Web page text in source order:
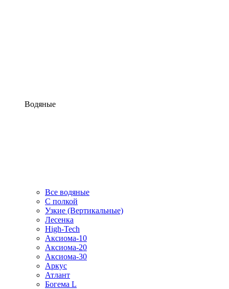
Водяные
Все водяные
С полкой
Узкие (Вертикальные)
Лесенка
High-Tech
Аксиома-10
Аксиома-20
Аксиома-30
Аркус
Атлант
Богема L